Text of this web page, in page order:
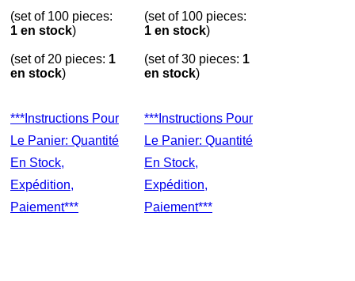
(set of 100 pieces:
1 en stock)
(set of 20 pieces: 1
en stock)
***Instructions Pour
Le Panier: Quantité
En Stock,
Expédition,
Paiement***
(set of 100 pieces:
1 en stock)
(set of 30 pieces: 1
en stock)
***Instructions Pour
Le Panier: Quantité
En Stock,
Expédition,
Paiement***